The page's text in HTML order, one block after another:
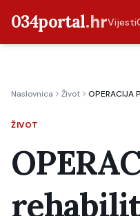
034portal.hrVijesti
Naslovnica Život
ŽIVOT